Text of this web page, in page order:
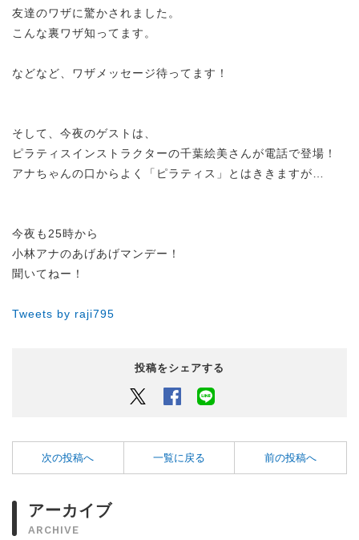
友達のワザに驚かされました。
こんな裏ワザ知ってます。
などなど、ワザメッセージ待ってます！
そして、今夜のゲストは、
ピラティスインストラクターの千葉絵美さんが電話で登場！
アナちゃんの口からよく「ピラティス」とはききますが…
今夜も25時から
小林アナのあげあげマンデー！
聞いてねー！
Tweets by raji795
投稿をシェアする
Twitter Facebook
次の投稿へ 一覧に戻る 前の投稿へ
アーカイブ
ARCHIVE